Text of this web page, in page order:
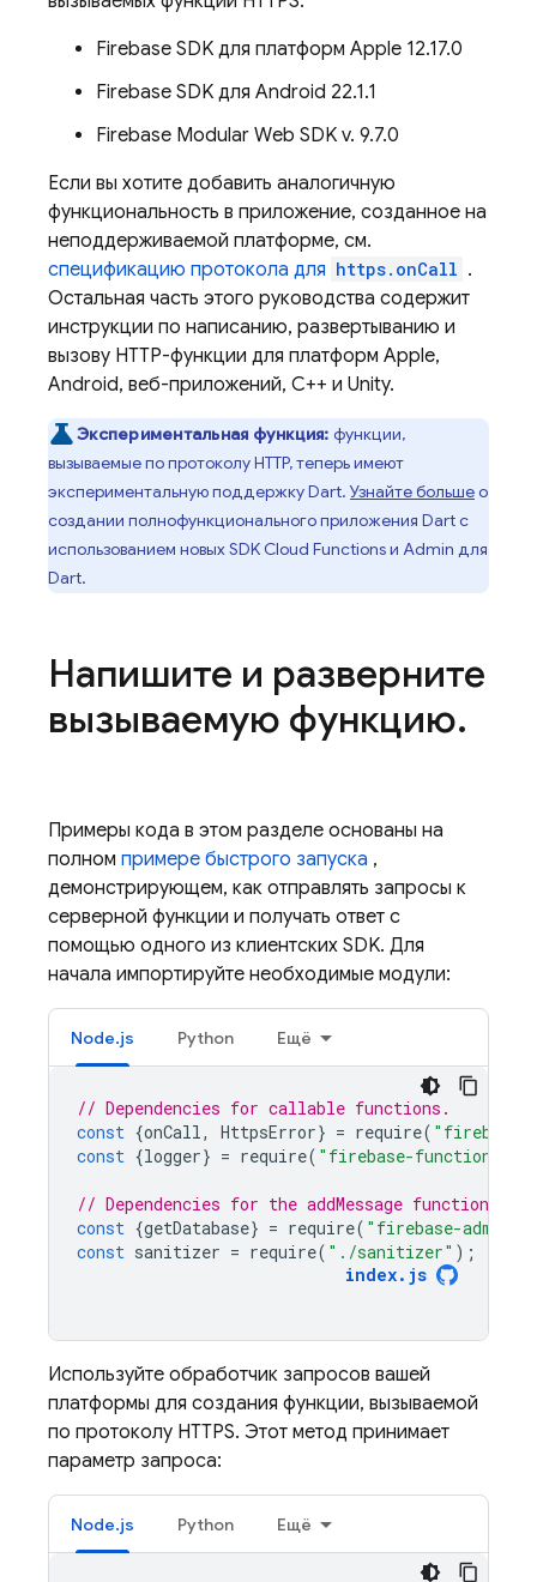
Firebase SDK для платформ Apple 12.17.0
Firebase SDK для Android 22.1.1
Firebase Modular Web SDK v. 9.7.0
Если вы хотите добавить аналогичную
функциональность в приложение, созданное на
неподдерживаемой платформе, см.
спецификацию протокола для https.onCall .
Остальная часть этого руководства содержит
инструкции по написанию, развертыванию и
вызову HTTP-функции для платформ Apple,
Android, веб-приложений, C++ и Unity.
Экспериментальная функция: функции,
вызываемые по протоколу HTTP, теперь имеют
экспериментальную поддержку Dart. Узнайте большео
создании полнофункционального приложения Dart с
использованием новых SDK Cloud Functionsи Admin для
Dart.
Напишите и разверните
вызываемую функцию.
Примеры кода в этом разделе основаны на
полном примере быстрого запуска ,
демонстрирующем, как отправлять запросы к
серверной функции и получать ответ с
помощью одного из клиентских SDK. Для
начала импортируйте необходимые модули:
Node.js Python Ещё
// Dependencies for callable functions.
const {onCall, HttpsError} = require( "firebase-
const {logger} = require( "firebase-functions"
// Dependencies for the addMessage function.
const {getDatabase} = require( "firebase-admin/
const sanitizer = require( "./sanitizer" );
index. js
Используйте обработчик запросов вашей
платформы для создания функции, вызываемой
по протоколу HTTPS. Этот метод принимает
параметр запроса:
Node.js Python Ещё